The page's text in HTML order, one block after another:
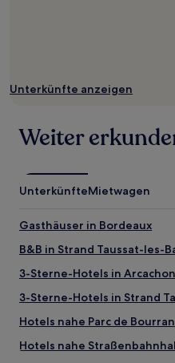
Unterkünfte anzeigen
Weiter
UnterkünfteMietwagen
Gasthäuser in Bordeaux
B&B in Strand Taussat-les-
3-Sterne-Hotels in Arcachon
3-Sterne-Hotels in Strand
Hotels nahe Parc de Bourran
Hotels nahe